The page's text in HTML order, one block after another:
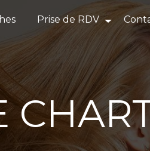
Prise de RDV